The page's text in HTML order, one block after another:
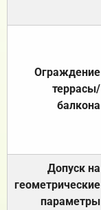
Ограждение
террасы/
балкона
Допуск на
геометрические
параметры